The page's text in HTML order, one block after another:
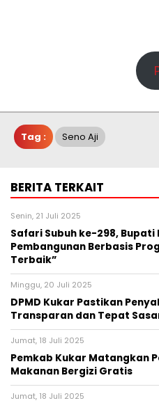
Tag : Seno Aji
BERITA TERKAIT
Senin, 21 Juli 2025
Safari Subuh ke-298, Bupati
Pembangunan Berbasis
Terbaik”
Minggu, 20 Juli 2025
DPMD Kukar Pastikan
Transparan dan Tepat
Jumat, 18 Juli 2025
Pemkab Kukar Matangkan
Makanan Bergizi Gratis
Jumat, 18 Juli 2025